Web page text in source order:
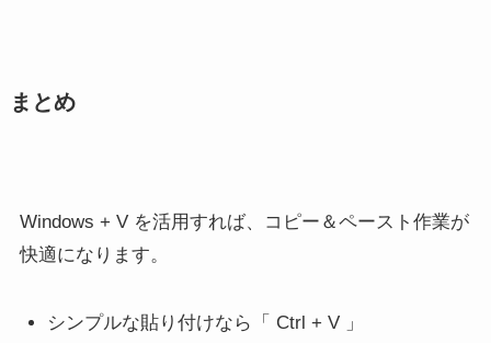
まとめ
Windows + V を活用すれば、コピー＆ペースト作業が
快適になります。
シンプルな貼り付けなら「 Ctrl + V 」